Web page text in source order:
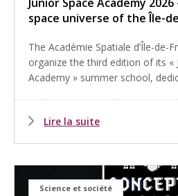
Junior Space Academy
space universe of the Île-
The Académie Spatiale d’Île-de-
organize the third edition of its «
Academy » summer school,
Lire la suite
Science et société